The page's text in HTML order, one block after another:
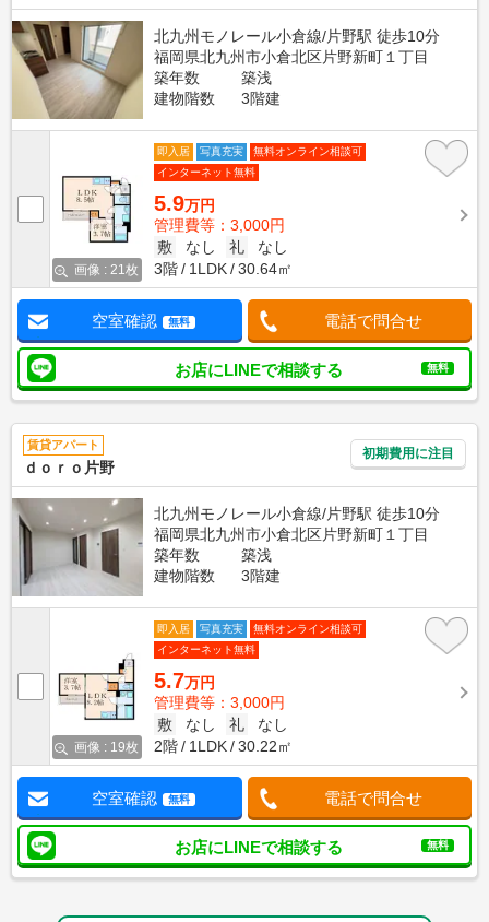
北九州モノレール小倉線/片野駅 徒歩10分
福岡県北九州市小倉北区片野新町１丁目
築年数
築浅
建物階数
3階建
画像 : 21枚
即入居 写真充実
無料オンライン相談可
インターネット無料
5.9万円
管理費等：3,000円
敷
なし 礼
なし
3階
1LDK 30.64㎡
空室確認 無料 電話で問合せ
お店にLINEで相談する 無料
賃貸アパート
ｄｏｒｏ片野
初期費用に注目
北九州モノレール小倉線/片野駅 徒歩10分
福岡県北九州市小倉北区片野新町１丁目
築年数
築浅
建物階数
3階建
画像 : 19枚
即入居 写真充実
無料オンライン相談可
インターネット無料
5.7万円
管理費等：3,000円
敷
なし 礼
なし
2階
1LDK 30.22㎡
空室確認 無料 電話で問合せ
お店にLINEで相談する 無料